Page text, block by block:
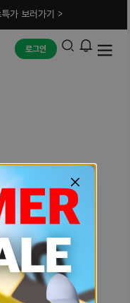
가 보러가기 >
로그인
입니다.